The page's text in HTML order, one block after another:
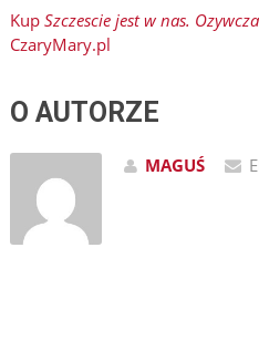
Kup Szczescie jest w nas.
CzaryMary.pl
O AUTORZE
MAGUŚ